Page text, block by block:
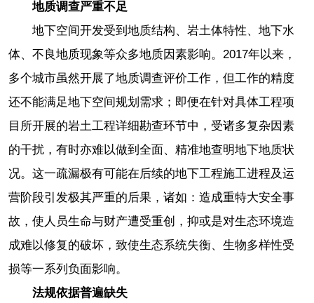
地质调查严重不足
地下空间开发受到地质结构、岩土体特性、地下水
体、不良地质现象等众多地质因素影响。2017年以来，
多个城市虽然开展了地质调查评价工作，但工作的精度
还不能满足地下空间规划需求；即便在针对具体工程项
目所开展的岩土工程详细勘查环节中，受诸多复杂因素
的干扰，有时亦难以做到全面、精准地查明地下地质状
况。这一疏漏极有可能在后续的地下工程施工进程及运
营阶段引发极其严重的后果，诸如：造成重特大安全事
故，使人员生命与财产遭受重创，抑或是对生态环境造
成难以修复的破坏，致使生态系统失衡、生物多样性受
损等一系列负面影响。
法规依据普遍缺失